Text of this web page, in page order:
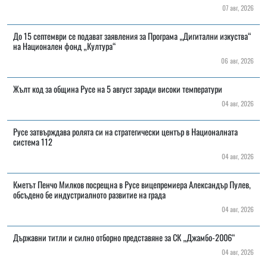
07 авг, 2026
До 15 септември се подават заявления за Програма „Дигитални изкуства“
на Национален фонд „Култура“
06 авг, 2026
Жълт код за община Русе на 5 август заради високи температури
04 авг, 2026
Русе затвърждава ролята си на стратегически център в Националната
система 112
04 авг, 2026
Кметът Пенчо Милков посрещна в Русе вицепремиера Александър Пулев,
обсъдено бе индустриалното развитие на града
04 авг, 2026
Държавни титли и силно отборно представяне за СК „Джамбо-2006“
04 авг, 2026